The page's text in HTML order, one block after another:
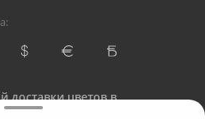
доставки цветов в